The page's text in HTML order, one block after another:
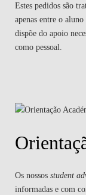
Estes pedidos são
apenas entre o aluno
dispõe do apoio
como pessoal.
Os nossos student
informadas e com